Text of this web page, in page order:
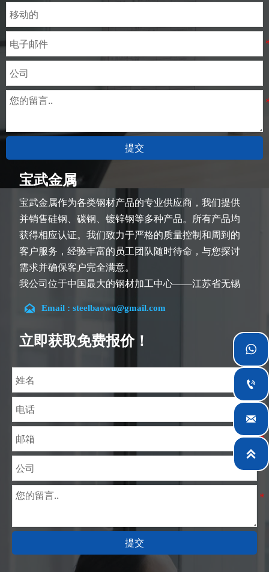
提交
宝武金属
宝武金属作为各类钢材产品的专业供应商，我们提供
并销售硅钢、碳钢、镀锌钢等多种产品。所有产品均
获得相应认证。我们致力于严格的质量控制和周到的
客户服务，经验丰富的员工团队随时待命，与您探讨
需求并确保客户完全满意。
我公司位于中国最大的钢材加工中心——江苏省无锡
富经验，熟悉CE、SGS等多种硅钢标准。我们可根据
特殊需求进行设计定制，并确保安全性、高效性及合
理价格。目前我们已逐步扩展至五座专业配送仓库和
钢材加工设施，为全球采矿、建筑、工程及通用制造
业提供专业服务。
 Email : steelbaowu@gmail.com
立即获取免费报价！
提交



